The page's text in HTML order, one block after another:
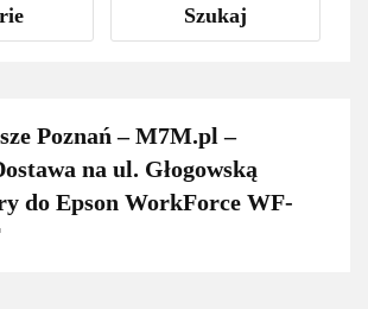
Szukaj
Poznań – M7M.pl –
na ul. Głogowską
do Epson WorkForce WF-